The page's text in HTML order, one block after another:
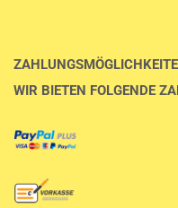
WIR BIETEN FOLGENDE